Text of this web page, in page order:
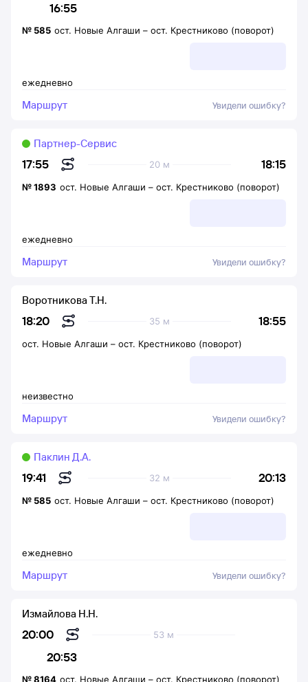
16:55
ежедневно
№ 585 ост. Новые Алгаши – ост. Крестниково (поворот)
Маршрут Увидели ошибку?
17:55 18:15
20 м
Партнер-Сервис
ежедневно
№1893 ост. Новые Алгаши – ост. Крестниково (поворот)
Маршрут Увидели ошибку?
18:20 18:55
35 м
Воротникова Т.Н.
неизвестно
ост. Новые Алгаши – ост. Крестниково (поворот)
Маршрут Увидели ошибку?
19:41 20:13
32 м
Паклин Д.А.
ежедневно
№ 585 ост. Новые Алгаши – ост. Крестниково (поворот)
Маршрут Увидели ошибку?
20:00
20:53
53 м
Измайлова Н.Н.
№8164 ост. Новые Алгаши – ост. Крестниково (поворот)